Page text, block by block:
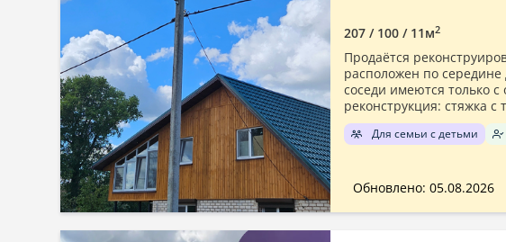
207 / 100 / 11м2
Продаётся
расположен по
соседи имеются только
реконструкция: стяжка с
Для семьи с детьми
Обновлено: 05.08.2026